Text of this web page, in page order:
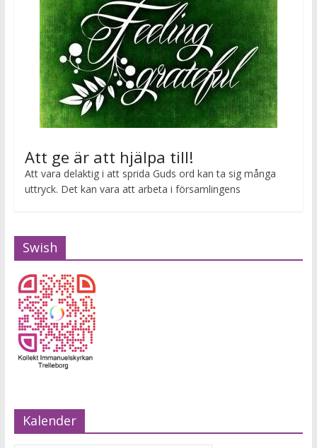
Att ge är att hjälpa till!
Att vara delaktig i att sprida Guds ord kan ta sig många
uttryck. Det kan vara att arbeta i församlingens
Swish
Kalender